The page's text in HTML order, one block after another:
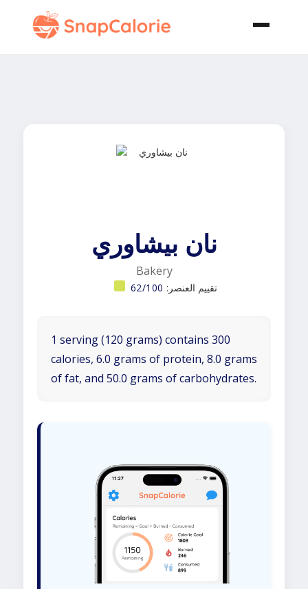
نان بيشاوري
Bakery
تقييم العنصر: 62/100
1 serving (120 grams) contains 300
calories, 6.0 grams of protein, 8.0 grams
of fat, and 50.0 grams of carbohydrates.